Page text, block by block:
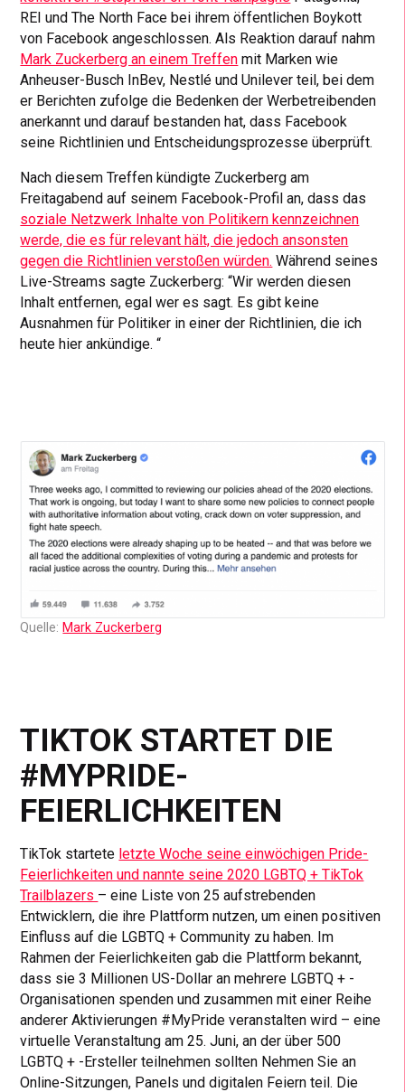
REI und The North Face bei ihrem öffentlichen Boykott
von Facebook angeschlossen. Als Reaktion darauf nahm
Mark Zuckerberg an einem Treffen mit Marken wie
Anheuser-Busch InBev, Nestlé und Unilever teil, bei dem
er Berichten zufolge die Bedenken der Werbetreibenden
anerkannt und darauf bestanden hat, dass Facebook
seine Richtlinien und Entscheidungsprozesse überprüft.
Nach diesem Treffen kündigte Zuckerberg am
Freitagabend auf seinem Facebook-Profil an, dass das
soziale Netzwerk Inhalte von Politikern kennzeichnen
werde, die es für relevant hält, die jedoch ansonsten
gegen die Richtlinien verstoßen würden. Während seines
Live-Streams sagte Zuckerberg: “Wir werden diesen
Inhalt entfernen, egal wer es sagt. Es gibt keine
Ausnahmen für Politiker in einer der Richtlinien, die ich
heute hier ankündige. “
Quelle: Mark Zuckerberg
TIKTOK STARTET DIE
#MYPRIDE-
FEIERLICHKEITEN
TikTok startete letzte Woche seine einwöchigen Pride-
Feierlichkeiten und nannte seine 2020 LGBTQ + TikTok
Trailblazers – eine Liste von 25 aufstrebenden
Entwicklern, die ihre Plattform nutzen, um einen positiven
Einfluss auf die LGBTQ + Community zu haben. Im
Rahmen der Feierlichkeiten gab die Plattform bekannt,
dass sie 3 Millionen US-Dollar an mehrere LGBTQ + -
Organisationen spenden und zusammen mit einer Reihe
anderer Aktivierungen #MyPride veranstalten wird – eine
virtuelle Veranstaltung am 25. Juni, an der über 500
LGBTQ + -Ersteller teilnehmen sollten Nehmen Sie an
Online-Sitzungen, Panels und digitalen Feiern teil. Die